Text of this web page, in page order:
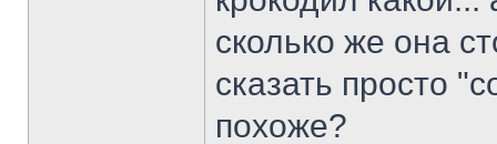
сколько же она
сказать просто
похоже?